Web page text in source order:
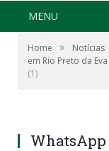
MENU
Home » Notícias
em Rio Preto da Eva
(1)
WhatsApp